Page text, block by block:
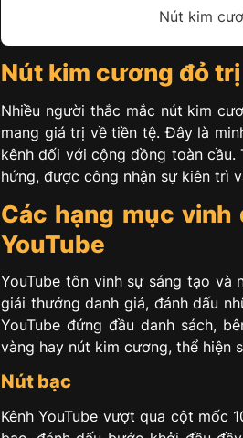
Nút kim
Nút kim cương đỏ
Nhiều người thắc mắc nút kim
mang giá trị về tiền tệ. Đây là
kênh đối với cộng đồng toàn cầu.
hứng, được công nhận sự kiên trì
Các hạng mục vinh
YouTube
YouTube tôn vinh sự sáng tạo và
giải thưởng danh giá, đánh dấu
YouTube đứng đầu danh sách,
vàng hay nút kim cương, thể hiện
Nút bạc
Kênh YouTube vượt qua cột mốc